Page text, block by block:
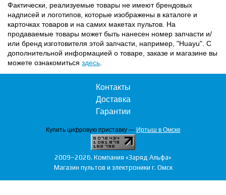
Фактически, реализуемые товары не имеют брендовых
надписей и логотипов, которые изображены в каталоге и
карточках товаров и на самих макетах пультов. На
продаваемые товары может быть нанесен номер запчасти и/
или бренд изготовителя этой запчасти, например, "Huayu". С
дополнительной информацией о товаре, заказе и магазине вы
можете ознакомиться здесь
Контакты
Доставка
Гарантии
2009–2026. Компания «Заряд Альфа»
Магазин пультов и электроники г. Омск
Купить цифровую приставку — Иртыш в Омске